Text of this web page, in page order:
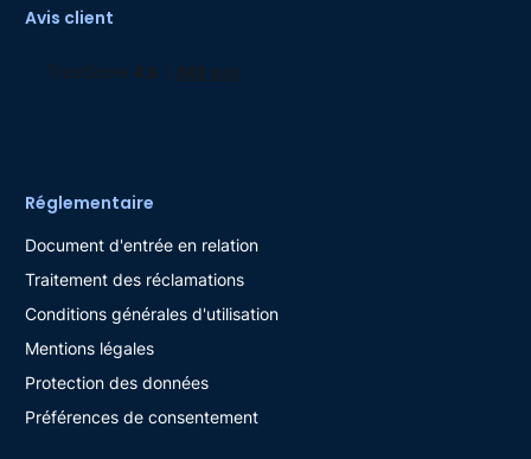
Avis client
Réglementaire
Document d'entrée en relation
Traitement des réclamations
Conditions générales d'utilisation
Mentions légales
Protection des données
Préférences de consentement